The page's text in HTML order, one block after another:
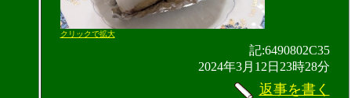
クリックで拡大
記:6490802C35
2024年3月12日23時28分
返事を書く